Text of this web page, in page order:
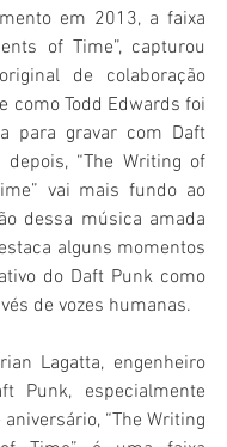
em 2013, a faixa
of Time”, capturou
de colaboração
como Todd Edwards foi
para gravar com Daft
depois, “The Writing of
vai mais fundo ao
dessa música amada
alguns momentos
do Daft Punk como
de vozes humanas.
Lagatta, engenheiro
Punk, especialmente
“The Writing